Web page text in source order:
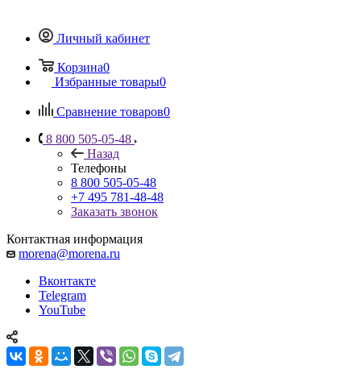
Личный кабинет
Корзина0
Избранные товары0
Сравнение товаров0
8 800 505-05-48
Назад
Телефоны
8 800 505-05-48
+7 495 781-48-48
Заказать звонок
Контактная информация
morena@morena.ru
Вконтакте
Telegram
YouTube